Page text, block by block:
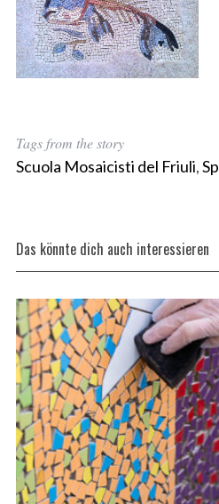
Tags from the story
Scuola Mosaicisti del Friuli,
Das könnte dich auch interessieren